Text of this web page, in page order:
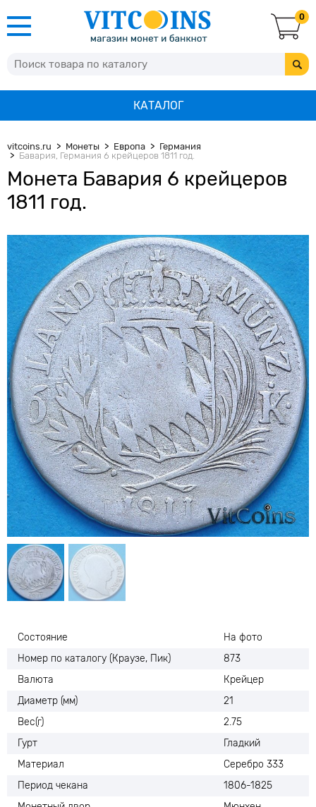
0
КАТАЛОГ
vitcoins.ru Монеты Европа
Германия
Бавария, Германия 6 крейцеров 1811 год.
Монета Бавария 6 крейцеров
1811 год.
Состояние
На фото
Номер по каталогу (Краузе, Пик)
873
Валюта
Крейцер
Диаметр (мм)
21
Вес(г)
2.75
Гурт
Гладкий
Материал
Серебро 333
Период чекана
1806-1825